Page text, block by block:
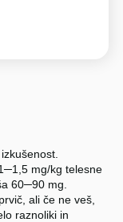
mg/kg telesne
60─90 mg.
ali če ne veš,
raznoliki in